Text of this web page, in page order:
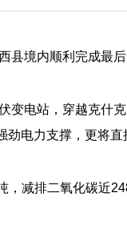
境内顺利完成最
变电站，穿越克什
劲电力支撑，更将
减排二氧化碳近